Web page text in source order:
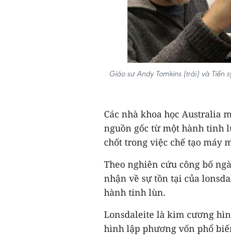
Giáo sư Andy Tomkins (trái) và Tiến
Các nhà khoa học Australia
nguồn gốc từ một hành tinh
chốt trong việc chế tạo máy
Theo nghiên cứu công bố
nhận về sự tồn tại của
hành tinh lùn.
Lonsdaleite là kim cương
hình lập phương vốn phổ